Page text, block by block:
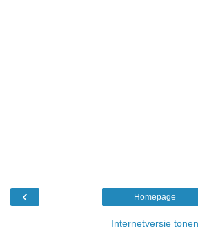
‹ Homepage
Internetversie tonen